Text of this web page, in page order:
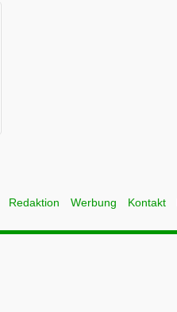
Redaktion Werbung Kontakt